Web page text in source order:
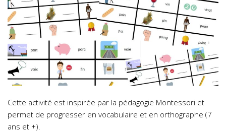
Cette activité est inspirée par la pédagogie Montessori et
permet de progresser en vocabulaire et en orthographe (7
ans et +).